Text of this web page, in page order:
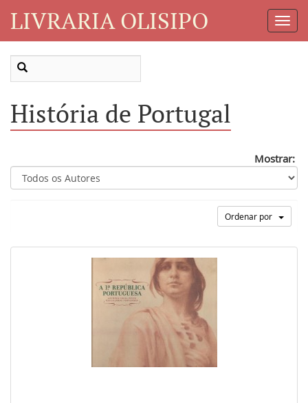
LIVRARIA OLISIPO
História de Portugal
Mostrar:
Ordenar por